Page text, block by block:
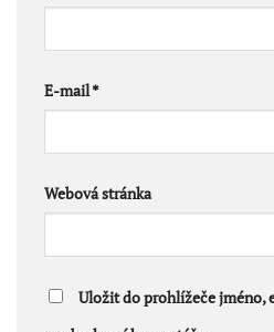
E-mail*
Webová stránka
Uložit do prohlížeče jméno,